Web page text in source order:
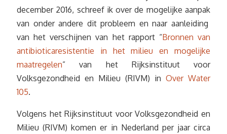
december 2016, schreef ik over de mogelijke aanpak
van onder andere dit probleem en naar aanleiding
van het verschijnen van het rapport “Bronnen van
antibioticaresistentie in het milieu en mogelijke
maatregelen” van het Rijksinstituut voor
Volksgezondheid en Milieu (RIVM) in Over Water
105.
Volgens het Rijksinstituut voor Volksgezondheid en
Milieu (RIVM) komen er in Nederland per jaar circa